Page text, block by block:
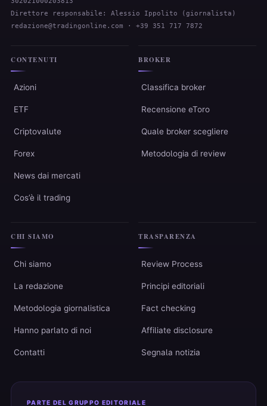
Direttore responsabile: Alessio Ippolito (giornalista)
redazione@tradingonline.com · +39 351 717 7872
CONTENUTI
Azioni
ETF
Criptovalute
Forex
News dai mercati
Cos’è il trading
BROKER
Classifica broker
Recensione eToro
Quale broker scegliere
Metodologia di review
CHI SIAMO
Chi siamo
La redazione
Metodologia giornalistica
Hanno parlato di noi
Contatti
TRASPARENZA
Review Process
Principi editoriali
Fact checking
Affiliate disclosure
Segnala notizia
PARTE DEL GRUPPO EDITORIALE